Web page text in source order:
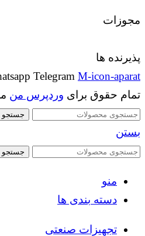
مجوزات
پذیرنده ها
Telegram M-icon-aparat
تمام حقوق برای وردپرس من
جستجو
بستن
جستجو
منو
دسته بندی ها
تجهیزات صنعتی